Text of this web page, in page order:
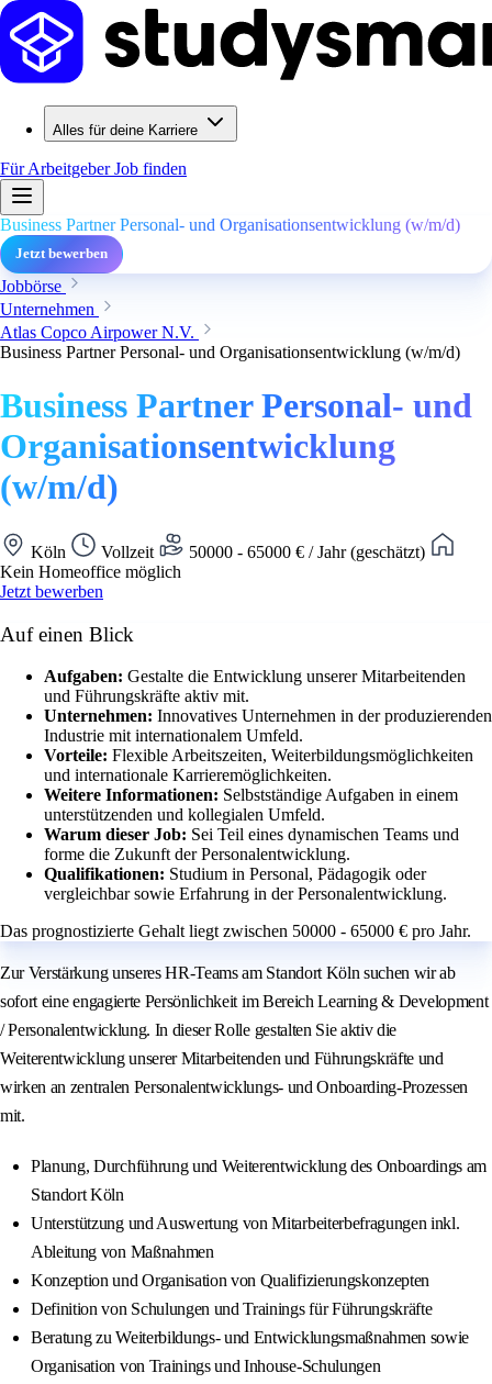
Alles für deine Karriere
Für ArbeitgeberJob finden
Business Partner Personal- und Organisationsentwicklung (w/m/d)
Jetzt bewerben
Jobbörse
Unternehmen
Atlas Copco Airpower N.V.
Business Partner Personal- und Organisationsentwicklung (w/m/d)
Business Partner Personal- und
Organisationsentwicklung
(w/m/d)
Köln Vollzeit
50000 - 65000 € / Jahr (geschätzt)
Kein Homeoffice möglich
Jetzt bewerben
Auf einen Blick
Aufgaben: Gestalte die Entwicklung unserer Mitarbeitenden
und Führungskräfte aktiv mit.
Unternehmen: Innovatives Unternehmen in der produzierenden
Industrie mit internationalem Umfeld.
Vorteile: Flexible Arbeitszeiten, Weiterbildungsmöglichkeiten
und internationale Karrieremöglichkeiten.
Weitere Informationen: Selbstständige Aufgaben in einem
unterstützenden und kollegialen Umfeld.
Warum dieser Job: Sei Teil eines dynamischen Teams und
forme die Zukunft der Personalentwicklung.
Qualifikationen: Studium in Personal, Pädagogik oder
vergleichbar sowie Erfahrung in der Personalentwicklung.
Das prognostizierte Gehalt liegt zwischen 50000 - 65000 € pro Jahr.
Zur Verstärkung unseres HR-Teams am Standort Köln suchen wir ab
sofort eine engagierte Persönlichkeit im Bereich Learning & Development
/ Personalentwicklung. In dieser Rolle gestalten Sie aktiv die
Weiterentwicklung unserer Mitarbeitenden und Führungskräfte und
wirken an zentralen Personalentwicklungs- und Onboarding-Prozessen
mit.
Planung, Durchführung und Weiterentwicklung des Onboardings am
Standort Köln
Unterstützung und Auswertung von Mitarbeiterbefragungen inkl.
Ableitung von Maßnahmen
Konzeption und Organisation von Qualifizierungskonzepten
Definition von Schulungen und Trainings für Führungskräfte
Beratung zu Weiterbildungs‑ und Entwicklungsmaßnahmen sowie
Organisation von Trainings und Inhouse‑Schulungen